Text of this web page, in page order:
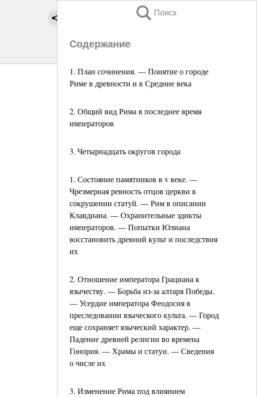
Поиск
Содержание
1. План сочинения. — Понятие о городе
Риме в древности и в Средние века
2. Общий вид Рима в последнее время
императоров
3. Четырнадцать округов города
1. Состояние памятников в v веке. —
Чрезмерная ревность отцов церкви в
сокрушении статуй. — Рим в описании
Клавдиана. — Охранительные эдикты
императоров. — Попытки Юлиана
восстановить древний культ и последствия
их
2. Отношение императора Грациана к
язычеству. — Борьба из-за алтаря Победы.
— Усердие императора Феодосия в
преследовании языческого культа. — Город
еще сохраняет языческий характер. —
Падение древней религии во времена
Гонория. — Храмы и статуи. — Сведения
о числе их
3. Изменение Рима под влиянием